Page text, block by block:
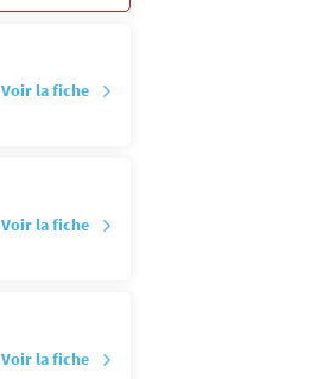
Voir la fiche
Voir la fiche
Voir la fiche